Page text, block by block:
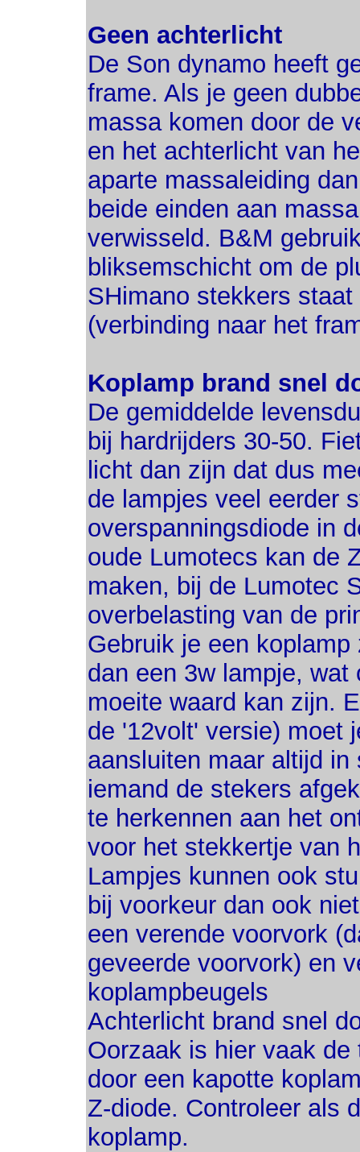
Geen achterlicht
De Son dynamo heeft
frame. Als je geen
massa komen door de
en het achterlicht van
aparte massaleiding
beide einden aan
verwisseld. B&M
bliksemschicht om de
SHimano stekkers
(verbinding naar het
Koplamp brand snel
De gemiddelde
bij hardrijders 30-50.
licht dan zijn dat dus
de lampjes veel eerder
overspanningsdiode in
oude Lumotecs kan de
maken, bij de Lumotec
overbelasting van de
Gebruik je een
dan een 3w lampje,
moeite waard kan zijn.
de '12volt' versie) moet
aansluiten maar altijd
iemand de stekers
te herkennen aan het
voor het stekkertje van
Lampjes kunnen ook
bij voorkeur dan ook
een verende voorvork
geveerde voorvork) en
koplampbeugels
Achterlicht brand snel
Oorzaak is hier vaak
door een kapotte
Z-diode. Controleer als
koplamp.